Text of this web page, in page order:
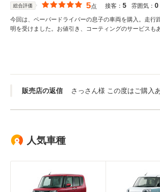
総合評価 5点 接客： 5 雰囲気： 0
今回は、ペーパードライバーの息子の車両を購入。走
明を受けました。お値引き、コーティングのサービスも
販売店の返信
人気車種